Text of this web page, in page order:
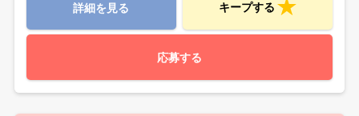
詳細を見る キープする
応募する